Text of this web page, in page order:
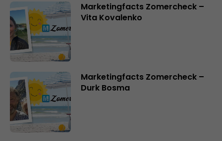
Marketingfacts Zomercheck –
Vita Kovalenko
Marketingfacts Zomercheck –
Durk Bosma